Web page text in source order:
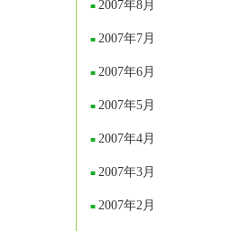
2007年8月
2007年7月
2007年6月
2007年5月
2007年4月
2007年3月
2007年2月